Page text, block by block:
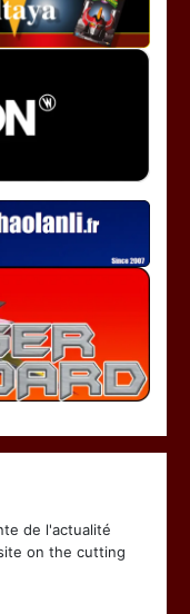
de l'actualité
on the cutting